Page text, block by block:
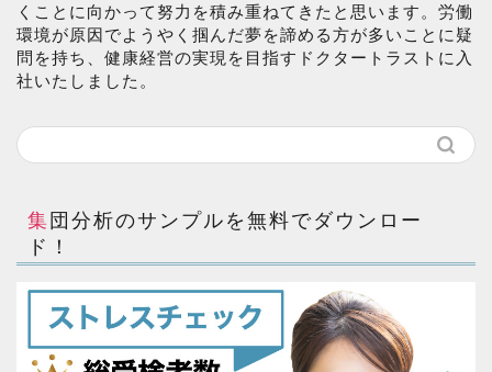
くことに向かって努力を積み重ねてきたと思います。労働
環境が原因でようやく掴んだ夢を諦める方が多いことに疑
問を持ち、健康経営の実現を目指すドクタートラストに入
社いたしました。
集団分析のサンプルを無料でダウンロー
ド！